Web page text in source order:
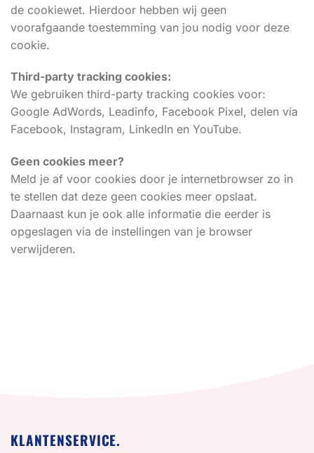
de cookiewet. Hierdoor hebben wij geen
voorafgaande toestemming van jou nodig voor deze
cookie.
Third-party tracking cookies:
We gebruiken third-party tracking cookies voor:
Google AdWords, Leadinfo, Facebook Pixel, delen via
Facebook, Instagram, LinkedIn en YouTube.
Geen cookies meer?
Meld je af voor cookies door je internetbrowser zo in
te stellen dat deze geen cookies meer opslaat.
Daarnaast kun je ook alle informatie die eerder is
opgeslagen via de instellingen van je browser
verwijderen.
KLANTENSERVICE.